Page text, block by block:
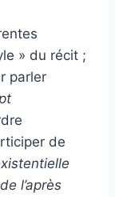
» du récit ;
parler
de
l’après